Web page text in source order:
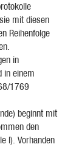
mit diesen
Reihenfolge
in
in einem
1769
beginnt mit
den
I). Vorhanden